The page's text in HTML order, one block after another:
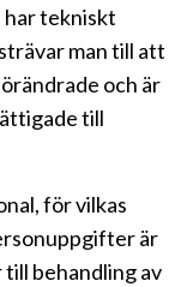
tekniskt
man till att
och är
till
för vilkas
är
behandling av